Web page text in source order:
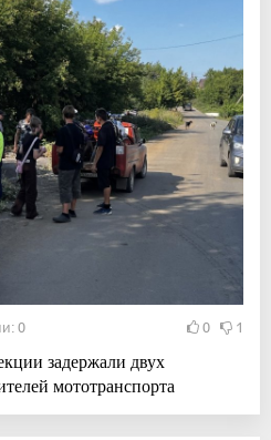
0 0 1
задержали двух
мототранспорта